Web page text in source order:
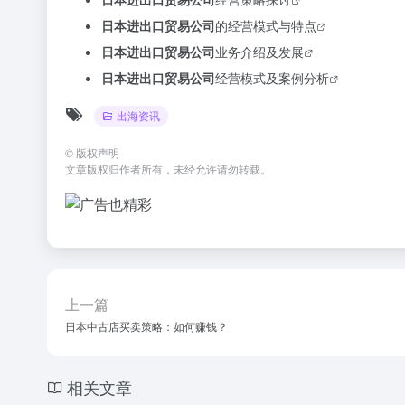
日本进出口贸易公司的经营模式与特点
日本进出口贸易公司业务介绍及发展
日本进出口贸易公司经营模式及案例分析
出海资讯
© 版权声明
文章版权归作者所有，未经允许请勿转载。
上一篇
日本中古店买卖策略：如何赚钱？
相关文章